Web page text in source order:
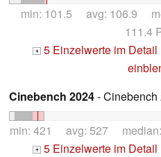
min: 101.5 avg: 106.9
111.4
+ 5 Einzelwerte im Detail
Cinebench 2024-
min: 421 avg: 527 median:
+ 5 Einzelwerte im Detail